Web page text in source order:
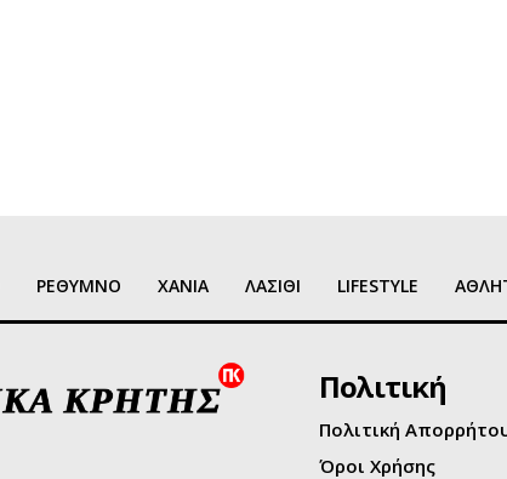
ΡΕΘΥΜΝΟ ΧΑΝΙΑ ΛΑΣΙΘΙ LIFESTYLE
Πολιτική
Πολιτική
Όροι Χρήσης